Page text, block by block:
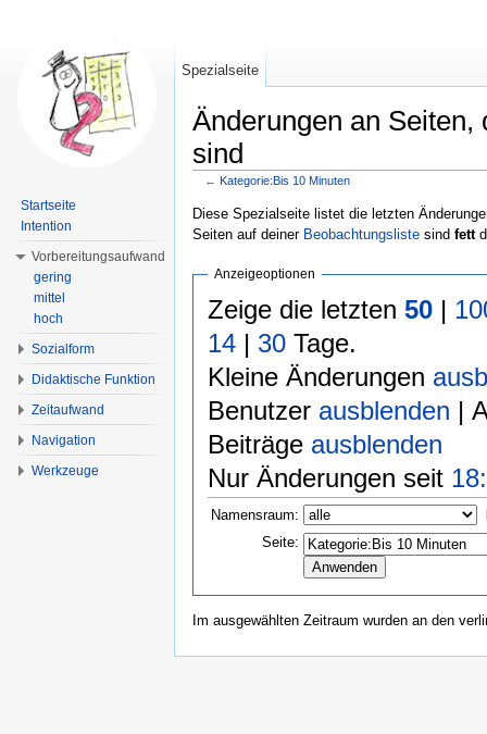
Änderungen an Seiten,
sind
← Kategorie:Bis 10 Minuten
Diese Spezialseite listet die letzten
Seiten auf deiner Beobachtungsliste sind fett
Anzeigeoptionen
Zeige die letzten 50|
14| 30Tage.
Kleine Änderungen
Benutzer ausblenden |
Beiträge ausblenden
Nur Änderungen seit
Namensraum:
Seite:
Im ausgewählten Zeitraum wurden an den
Spezialseite
Startseite
Intention
Vorbereitungsaufwand
gering
mittel
hoch
Sozialform
Didaktische Funktion
Zeitaufwand
Navigation
Werkzeuge